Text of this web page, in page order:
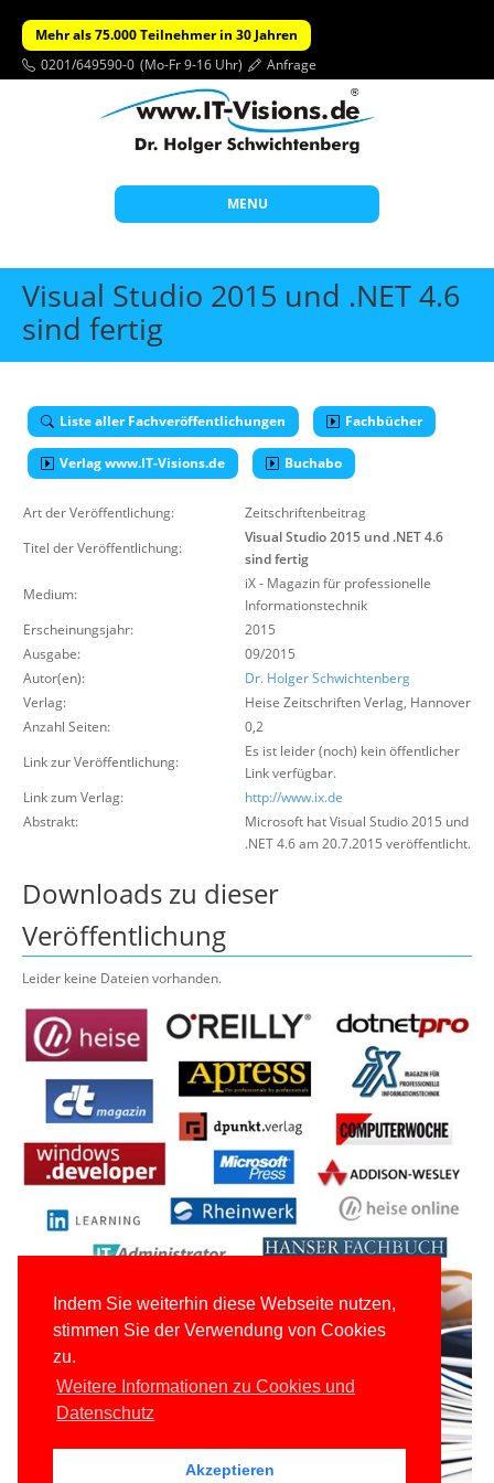
Indem Sie weiterhin diese Webseite nutzen,
stimmen Sie der Verwendung von Cookies
zu.
Weitere Informationen zu Cookies und
Datenschutz
Akzeptieren
Mehr als 75.000 Teilnehmer in 30 Jahren
0201/649590-0 (Mo-Fr 9-16 Uhr) Anfrage
MENU
Start
Themen
Beratung
Offene Seminare
Wissen
Über uns
Suche
Visual Studio 2015 und .NET 4.6
sind fertig
Liste aller Fachveröffentlichungen Fachbücher
Verlag www.IT-Visions.de Buchabo
Art der Veröffentlichung:
Zeitschriftenbeitrag
Titel der Veröffentlichung:
Visual Studio 2015 und .NET 4.6
sind fertig
Medium:
iX - Magazin für professionelle
Informationstechnik
Erscheinungsjahr:
2015
Ausgabe:
09/2015
Autor(en):
Dr. Holger Schwichtenberg
Verlag:
Heise Zeitschriften Verlag, Hannover
Anzahl Seiten:
0,2
Link zur Veröffentlichung:
Es ist leider (noch) kein öffentlicher
Link verfügbar.
Link zum Verlag:
http://www.ix.de
Abstrakt:
Microsoft hat Visual Studio 2015 und
.NET 4.6 am 20.7.2015 veröffentlicht.
Downloads zu dieser
Veröffentlichung
Leider keine Dateien vorhanden.